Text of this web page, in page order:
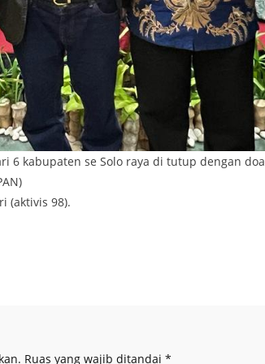
6 kabupaten se Solo raya di tutup dengan
(aktivis 98).
Ruas yang wajib ditandai *